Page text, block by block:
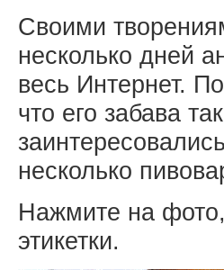
Своими
несколько дней
весь Интернет.
что его забава
несколько
Нажмите на
этикетки.